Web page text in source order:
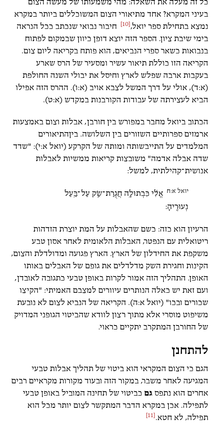
כל זה מעלה את השאלה: מהי משמעותו של מעשה הצום
בעיני המקרא? אחד מתיאורי הצום המשוכללים ביותר במקרא
נמצא בתחילת ספר יואל,[10]
חיבור נבואי שנכתב ככל הנראה
בימי שיבת ציון. הספר הזה יוצא דופן כיוון שבמקום לפתוח
בנבואות כשאר ספרי הנביאים, הוא פותח בקריאה ליום צום.
הקריאה הזו כוללת תיאור עשיר ומסעיר של הרס שארע
בעקבות ארבה שפלש לארץ וחיסל את יבולי השנה החולפת
(א:ד), אולי על דרך המשל לצבא אויב (א:ו). ההרס הזה אפילו
הביא לעצירתה של עבודות הקורבנות במקדש (א:ט).
הכתוב ביואל מחבר במפורש בין חורבן, אבלות וצום באמצעות
ארמזים ספרותיים השזורים בין השלושה. ביןהתיאורים
המלמדים על התייבשותה ומותה של הקרקע (יואל א:י): "שדד
שדה אבלה אדמה" משובצות קריאות ממשיות לאבלות
אנושית־קהילתית, למשל:
יואל א:ח אֱלִ֕י כִּבְתוּלָ֥ה חֲגֻֽרַת־שַׂ֖ק עַל־בַּ֥עַל
נְעוּרֶֽיהָ:
הרעיון הוא כזה: כשם שהאבלות על המת יוצרת הזדהות
ריטואלית עם הנפטר, האבלות הלאומית לאחר אסון טבע
משקפת את החידלון של הארץ. הארץ פגועה ומדולדלת והצום,
הקינות וחגירת השק מדלדלים את גופם של האבלים באותו
האופן. התהליך הזה אמור לקרות באופן טבעי כתגובה לאובדן,
ועם זאת יש כאלה הנותרים עיוורים למצבם האמיתי: "הקיצו
שכורים ובכו" (יואל א:ה). הקריאה של הנביא לצום לא נובעת
משיפוט מוסרי אלא מתוך רצון לוודא שהביטוי הגופני המדויק
של החורבן המתקרב יתקיים כראוי.
להתחנן
הגם כי הצום המקראי הוא ביטוי של תהליך אבלות טבעי
המגיעה לאחר משבר, במקור הזה ובעוד מקורות מקראיים רבים
אחרים הוא נתפסגם כביטוי של תחינה המוביל באופן טבעי
לתפילה. אכן במקרא הדבר המתקשר לצום יותר מכל הוא
תפילה, לא חטא.[11]